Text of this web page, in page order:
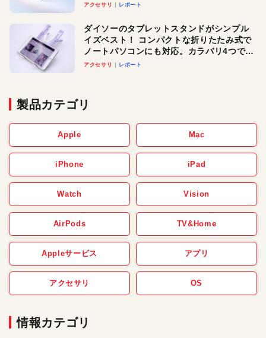
アクセサリ レポート
ダイソーのタブレットスタンドがシンプル
イズベスト！ コンパクトな折りたたみ式で
ノートパソコンにも対応。カラバリ4つで選
べる楽しさも
アクセサリ レポート
製品カテゴリ
Apple Mac
iPhone iPad
Watch Vision
AirPods TV&Home
Appleサービス アプリ
アクセサリ OS
情報カテゴリ